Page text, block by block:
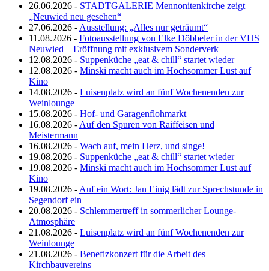
26.06.2026 - STADTGALERIE Mennonitenkirche zeigt
„Neuwied neu gesehen“
27.06.2026 - Ausstellung: „Alles nur geträumt“
11.08.2026 - Fotoausstellung von Elke Döbbeler in der VHS
Neuwied – Eröffnung mit exklusivem Sonderverk
12.08.2026 - Suppenküche „eat & chill“ startet wieder
12.08.2026 - Minski macht auch im Hochsommer Lust auf
Kino
14.08.2026 - Luisenplatz wird an fünf Wochenenden zur
Weinlounge
15.08.2026 - Hof- und Garagenflohmarkt
16.08.2026 - Auf den Spuren von Raiffeisen und
Meistermann
16.08.2026 - Wach auf, mein Herz, und singe!
19.08.2026 - Suppenküche „eat & chill“ startet wieder
19.08.2026 - Minski macht auch im Hochsommer Lust auf
Kino
19.08.2026 - Auf ein Wort: Jan Einig lädt zur Sprechstunde in
Segendorf ein
20.08.2026 - Schlemmertreff in sommerlicher Lounge-
Atmosphäre
21.08.2026 - Luisenplatz wird an fünf Wochenenden zur
Weinlounge
21.08.2026 - Benefizkonzert für die Arbeit des
Kirchbauvereins